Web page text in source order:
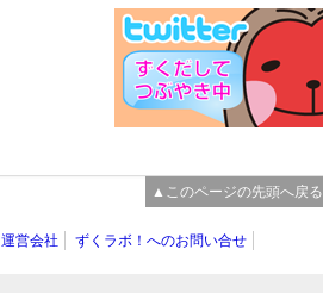
▲このページの先頭へ戻る
運営会社 ずくラボ！へのお問い合せ